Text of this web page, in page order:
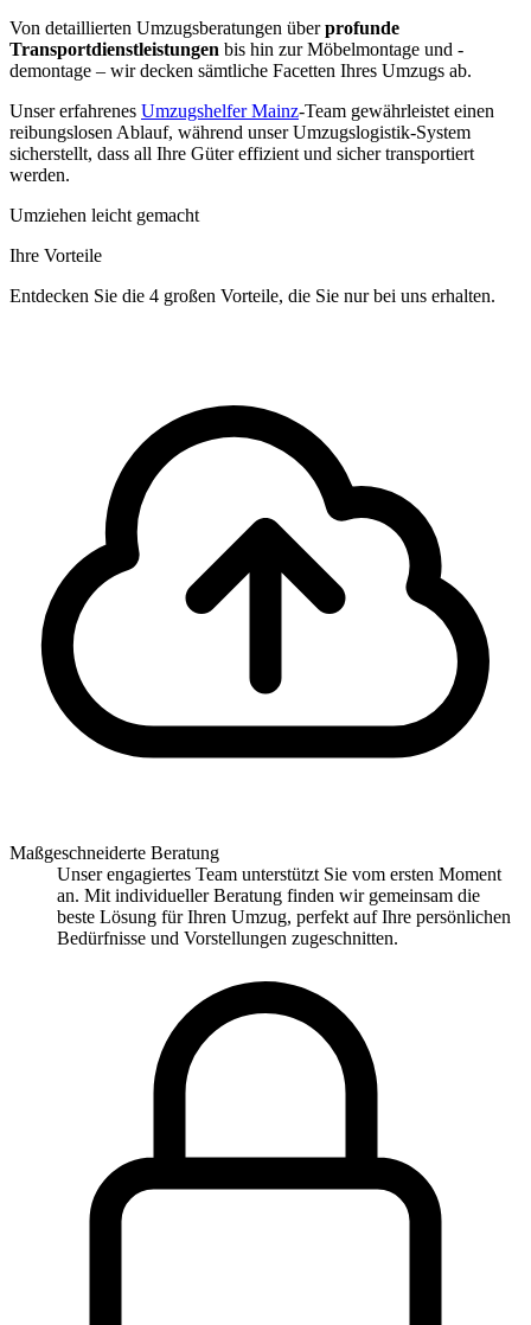
Von detaillierten Umzugsberatungen überprofunde
Transportdienstleistungen bis hin zur Möbelmontage und -
demontage – wir decken sämtliche Facetten Ihres Umzugs ab.
Unser erfahrenes Umzugshelfer Mainz-Team gewährleistet einen
reibungslosen Ablauf, während unser Umzugslogistik-System
sicherstellt, dass all Ihre Güter effizient und sicher transportiert
werden.
Umziehen leicht gemacht
Ihre Vorteile
Entdecken Sie die 4 großen Vorteile, die Sie nur bei uns erhalten.
Maßgeschneiderte Beratung
Unser engagiertes Team unterstützt Sie vom ersten Moment
an. Mit individueller Beratung finden wir gemeinsam die
beste Lösung für Ihren Umzug, perfekt auf Ihre persönlichen
Bedürfnisse und Vorstellungen zugeschnitten.